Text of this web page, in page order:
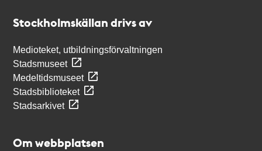
Stockholmskällan drivs av
Medioteket, utbildningsförvaltningen
Stadsmuseet
Medeltidsmuseet
Stadsbiblioteket
Stadsarkivet
Om webbplatsen